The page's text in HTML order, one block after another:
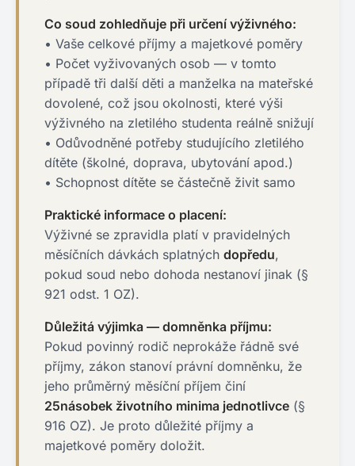
Co soud zohledňuje při určení výživného:
• Vaše celkové příjmy a majetkové poměry
• Počet vyživovaných osob — v tomto
případě tři další děti a manželka na mateřské
dovolené, což jsou okolnosti, které výši
výživného na zletilého studenta reálně snižují
• Odůvodněné potřeby studujícího zletilého
dítěte (školné, doprava, ubytování apod.)
• Schopnost dítěte se částečně živit samo
Praktické informace o placení:
Výživné se zpravidla platí v pravidelných
měsíčních dávkách splatných dopředu,
pokud soud nebo dohoda nestanoví jinak (§
921 odst. 1 OZ).
Důležitá výjimka — domněnka příjmu:
Pokud povinný rodič neprokáže řádně své
příjmy, zákon stanoví právní domněnku, že
jeho průměrný měsíční příjem činí
25násobek životního minima jednotlivce (§
916 OZ). Je proto důležité příjmy a
majetkové poměry doložit.